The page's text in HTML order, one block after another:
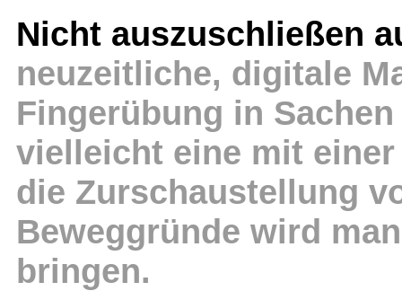
Nicht auszuschließen
neuzeitliche, digitale
Fingerübung in
vielleicht eine mit
die Zurschaustellung
Beweggründe wird
bringen.